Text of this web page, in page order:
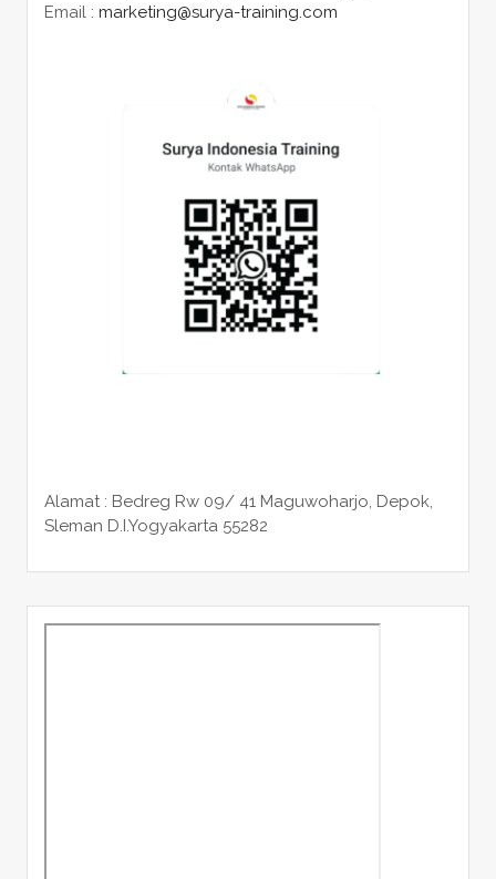
Email : marketing@surya-training.com
Alamat : Bedreg Rw 09/ 41 Maguwoharjo, Depok,
Sleman D.I.Yogyakarta 55282